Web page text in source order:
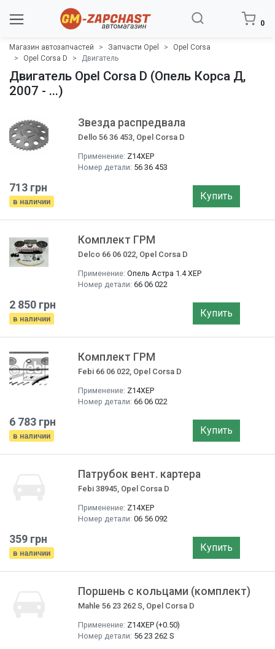
0
Магазин автозапчастей Запчасти Opel
Opel Corsa
Opel Corsa D
Двигатель
Двигатель Opel Corsa D (Опель Корса Д,
2007 - ...)
Звезда распредвала
Dello 56 36 453, Opel Corsa D
Применение: Z14XEP
Номер детали: 56 36 453
713 грн
в наличии Купить
Комплект ГРМ
Delco 66 06 022, Opel Corsa D
Применение: Опель Астра 1.4 XEP
Номер детали: 66 06 022
2 850 грн
в наличии Купить
Комплект ГРМ
Febi 66 06 022, Opel Corsa D
Применение: Z14XEP
Номер детали: 66 06 022
6 783 грн
в наличии Купить
Патрубок вент. картера
Febi 38945, Opel Corsa D
Применение: Z14XEP
Номер детали: 06 56 092
359 грн
в наличии Купить
Поршень с кольцами (комплект)
Mahle 56 23 262 S, Opel Corsa D
Применение: Z14XEP (+0.50)
Номер детали: 56 23 262 S